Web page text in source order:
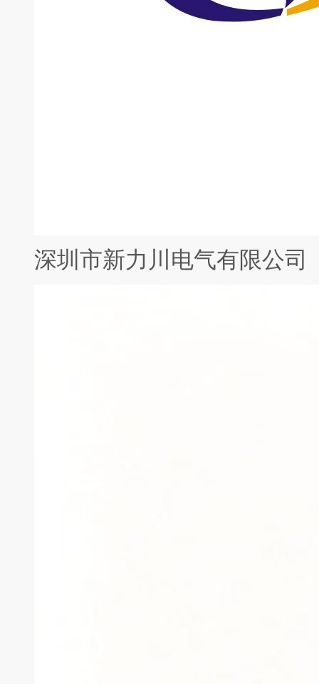
深圳市新力川电气有限公司